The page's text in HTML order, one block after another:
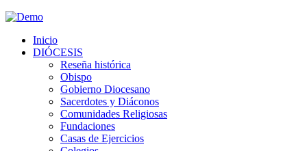
Inicio
DIÓCESIS
Reseña histórica
Obispo
Gobierno Diocesano
Sacerdotes y Diáconos
Comunidades Religiosas
Fundaciones
Casas de Ejercicios